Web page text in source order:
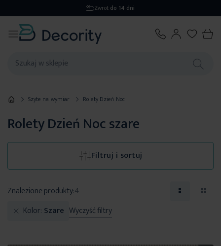
Wysyłka 1-2 dni
Szyte na wymiar Rolety Dzień Noc
Rolety Dzień Noc szare
Filtruj i sortuj
Znalezione produkty:4
Kolor Szare Wyczyść filtry